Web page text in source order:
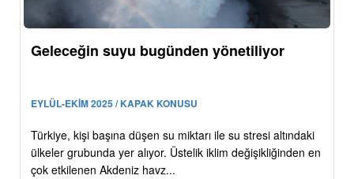
Geleceğin suyu bugünden yönetiliyor
EYLÜL-EKİM 2025 / KAPAK KONUSU
Türkiye, kişi başına düşen su miktarı ile su stresi altındaki
ülkeler grubunda yer alıyor. Üstelik iklim değişikliğinden en
çok etkilenen Akdeniz havz...